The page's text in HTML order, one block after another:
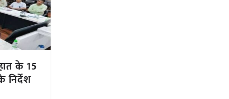
के 15
निर्देश